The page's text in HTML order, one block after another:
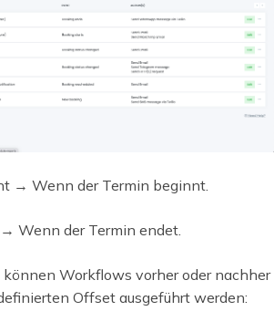
→ Wenn der Termin beginnt.
Wenn der Termin endet.
können Workflows vorher oder nachher
Offset ausgeführt werden: